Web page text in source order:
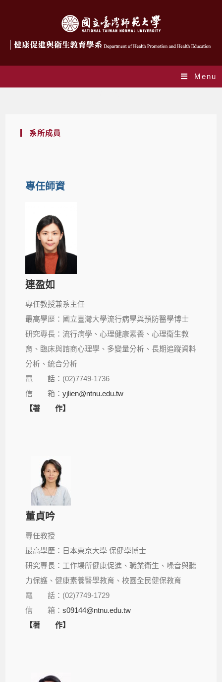
Menu
系所成員
專任師資
連盈如
專任教授兼系主任
最高學歷：國立臺灣大學流行病學與預防醫學博士
研究專長：流行病學、心理健康素養、心理衛生教
育、臨床與諮商心理學、多變量分析、長期追蹤資料
分析、統合分析
電 話：(02)7749-1736
信 箱：yjlien@ntnu.edu.tw
【著 作】
董貞吟
專任教授
最高學歷：日本東京大學 保健學博士
研究專長：工作場所健康促進、職業衛生、噪音與聽
力保護、健康素養醫學教育、校園全民健保教育
電 話：(02)7749-1729
信 箱：s09144@ntnu.edu.tw
【著 作】